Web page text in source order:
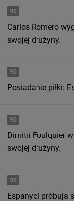
90
Carlos Romero
swojej drużyny.
90
Posiadanie piłki:
90
Dimitri Foulquier
swojej drużyny.
90
Espanyol próbuja